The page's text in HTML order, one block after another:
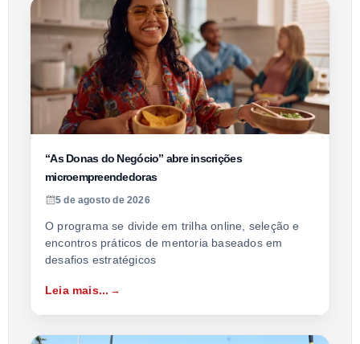
“As Donas do Negócio” abre inscrições
microempreendedoras
5 de agosto de 2026
O programa se divide em trilha online, seleção e
encontros práticos de mentoria baseados em
desafios estratégicos
Leia mais...